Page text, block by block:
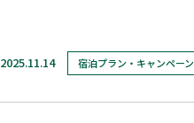
2025.11.14 宿泊プラン・キャンペーン